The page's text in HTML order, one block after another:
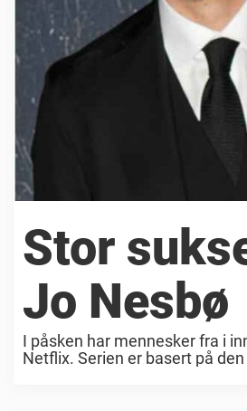
Stor
Jo Nesbø
I påsken har mennesker fra i
Netflix. Serien er basert på